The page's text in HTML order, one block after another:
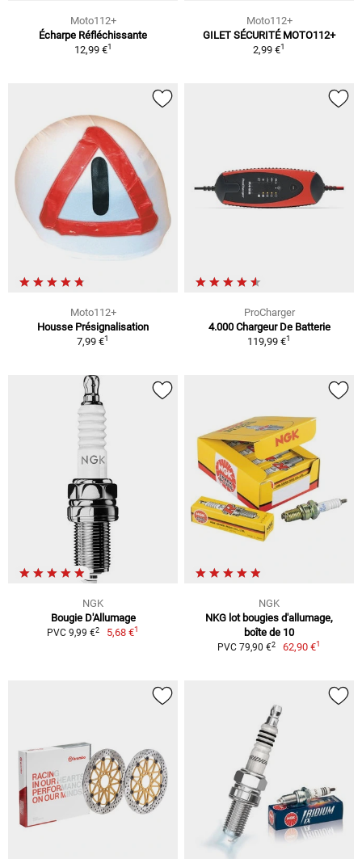
Moto112+
Écharpe Réfléchissante
12,99 €1
Moto112+
GILET SÉCURITÉ MOTO112+
2,99 €1
Moto112+
Housse Présignalisation
7,99 €1
ProCharger
4.000 Chargeur De Batterie
119,99 €1
NGK
Bougie D'Allumage
PVC 9,99 €2 5,68 €1
NGK
NKG lot bougies d'allumage,
boîte de 10
PVC 79,90 €2 62,90 €1